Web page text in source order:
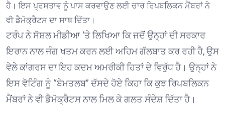
ਹੈ। ਇਸ ਪ੍ਰਸਤਾਵ ਨੂੰ ਪਾਸ ਕਰਵਾਉਣ ਲਈ ਚਾਰ ਰਿਪਬਲਿਕਨ ਮੈਂਬਰਾਂ ਨੇ
ਵੀ ਡੈਮੋਕ੍ਰੈਟਸ ਦਾ ਸਾਥ ਦਿੱਤਾ।
ਟਰੰਪ ਨੇ ਸੋਸ਼ਲ ਮੀਡੀਆ ‘ਤੇ ਲਿਖਿਆ ਕਿ ਜਦੋਂ ਉਨ੍ਹਾਂ ਦੀ ਸਰਕਾਰ
ਇਰਾਨ ਨਾਲ ਜੰਗ ਖਤਮ ਕਰਨ ਲਈ ਅਹਿਮ ਗੱਲਬਾਤ ਕਰ ਰਹੀ ਹੈ, ਉਸ
ਵੇਲੇ ਕਾਂਗਰਸ ਦਾ ਇਹ ਕਦਮ ਅਮਰੀਕੀ ਹਿਤਾਂ ਦੇ ਵਿਰੁੱਧ ਹੈ। ਉਨ੍ਹਾਂ ਨੇ
ਇਸ ਵੋਟਿੰਗ ਨੂੰ “ਬੇਮਤਲਬ” ਦੱਸਦੇ ਹੋਏ ਕਿਹਾ ਕਿ ਕੁਝ ਰਿਪਬਲਿਕਨ
ਮੈਂਬਰਾਂ ਨੇ ਵੀ ਡੈਮੋਕ੍ਰੈਟਸ ਨਾਲ ਮਿਲ ਕੇ ਗਲਤ ਸੰਦੇਸ਼ ਦਿੱਤਾ ਹੈ।